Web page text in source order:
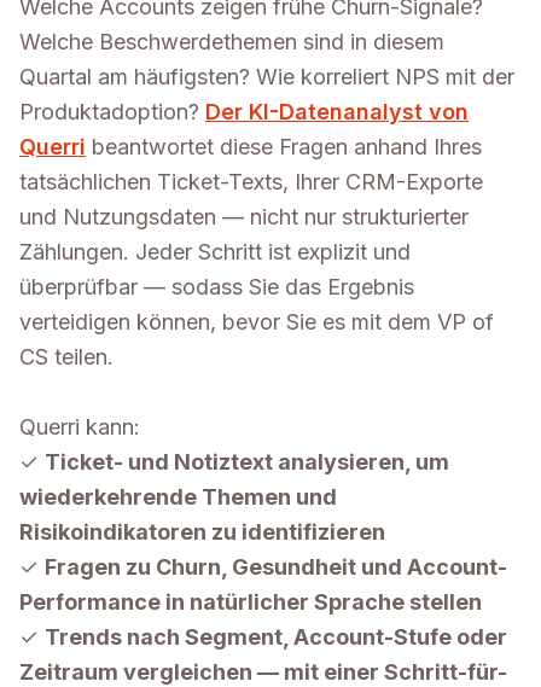
Welche Accounts zeigen frühe Churn-Signale?
Welche Beschwerdethemen sind in diesem
Quartal am häufigsten? Wie korreliert NPS mit der
Produktadoption? Der KI-Datenanalyst von
Querri beantwortet diese Fragen anhand Ihres
tatsächlichen Ticket-Texts, Ihrer CRM-Exporte
und Nutzungsdaten — nicht nur strukturierter
Zählungen. Jeder Schritt ist explizit und
überprüfbar — sodass Sie das Ergebnis
verteidigen können, bevor Sie es mit dem VP of
CS teilen.
Querri kann:
✓ Ticket- und Notiztext analysieren, um
wiederkehrende Themen und
Risikoindikatoren zu identifizieren
✓ Fragen zu Churn, Gesundheit und Account-
Performance in natürlicher Sprache stellen
✓ Trends nach Segment, Account-Stufe oder
Zeitraum vergleichen — mit einer Schritt-für-